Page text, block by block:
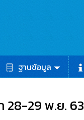
ฐานข้อมูล
28-29 พ.ย. 63